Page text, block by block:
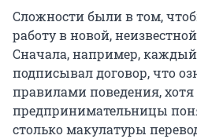
Сложности были в том,
работу в новой,
Сначала, например, каждый
подписывал договор, что
правилами поведения, хотя
предпринимательницы
столько макулатуры